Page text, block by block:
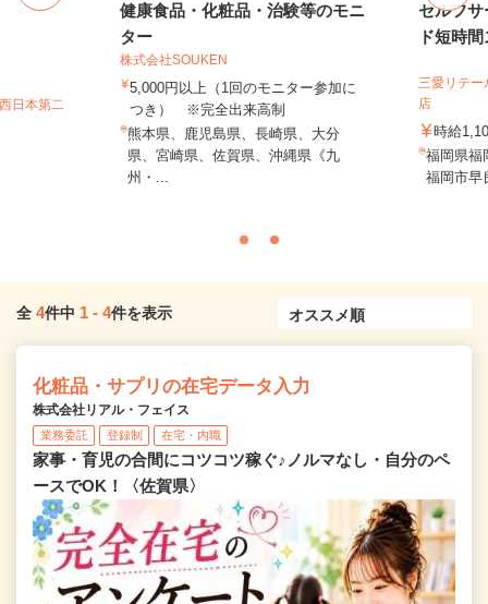
日本第二
健康食品・化粧品・治験等のモニ
ター
株式会社SOUKEN
5,000円以上（1回のモニター参加に
つき） ※完全出来高制
熊本県、鹿児島県、長崎県、大分
県、宮崎県、佐賀県、沖縄県《九
州・...
セルフ
ド短時
三愛リテ
店
時給
福岡県福
福岡市早
全 4件中 1 - 4件を表示
化粧品・サプリの在宅データ入力
株式会社リアル・フェイス
業務委託 登録制 在宅・内職
家事・育児の合間にコツコツ稼ぐ♪ノルマなし・自分のペ
ースでOK！〈佐賀県〉